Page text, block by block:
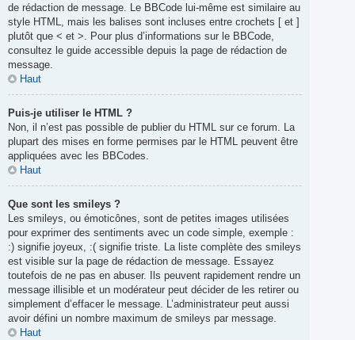
de rédaction de message. Le BBCode lui-même est similaire au
style HTML, mais les balises sont incluses entre crochets [ et ]
plutôt que < et >. Pour plus d’informations sur le BBCode,
consultez le guide accessible depuis la page de rédaction de
message.
Haut
Puis-je utiliser le HTML ?
Non, il n’est pas possible de publier du HTML sur ce forum. La
plupart des mises en forme permises par le HTML peuvent être
appliquées avec les BBCodes.
Haut
Que sont les smileys ?
Les smileys, ou émoticônes, sont de petites images utilisées
pour exprimer des sentiments avec un code simple, exemple :
:) signifie joyeux, :( signifie triste. La liste complète des smileys
est visible sur la page de rédaction de message. Essayez
toutefois de ne pas en abuser. Ils peuvent rapidement rendre un
message illisible et un modérateur peut décider de les retirer ou
simplement d’effacer le message. L’administrateur peut aussi
avoir défini un nombre maximum de smileys par message.
Haut